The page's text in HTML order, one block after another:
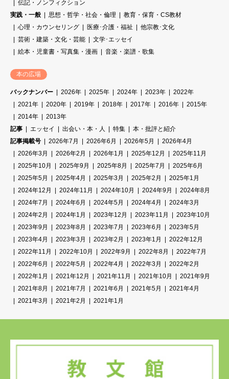
伝記・ノンフィクション
実践・一般
思想・哲学・社会・倫理
教育・保育・CS教材
心理・カウンセリング
医療･介護・福祉
他宗教･文化
芸術・建築・文化・芸能
文学･エッセイ
絵本・児童書・写真集・漫画
音楽・楽譜・歌集
本の広場
バックナンバー 2026年 2025年 2024年 2023年
2022年
2021年
2020年 2019年 2018年 2017年 2016年
2015年
2014年
2013年
記事
エッセイ 出会い・本・人 特集
本・批評と紹介
記事掲載号
2026年7月 2026年6月 2026年5月
2026年4月
2026年3月
2026年2月 2026年1月 2025年12月
2025年11月
2025年10月
2025年9月 2025年8月 2025年7月
2025年6月
2025年5月
2025年4月 2025年3月 2025年2月
2025年1月
2024年12月
2024年11月 2024年10月 2024年9月
2024年8月
2024年7月
2024年6月 2024年5月 2024年4月
2024年3月
2024年2月
2024年1月 2023年12月 2023年11月
2023年10月
2023年9月
2023年8月 2023年7月 2023年6月
2023年5月
2023年4月
2023年3月 2023年2月 2023年1月
2022年12月
2022年11月
2022年10月 2022年9月 2022年8月
2022年7月
2022年6月
2022年5月 2022年4月 2022年3月
2022年2月
2022年1月
2021年12月 2021年11月 2021年10月
2021年9月
2021年8月
2021年7月 2021年6月 2021年5月
2021年4月
2021年3月
2021年2月 2021年1月